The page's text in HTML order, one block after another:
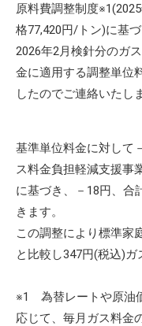
原料費調整制度
格77,420円/トン)に基づ
2026年2月検針分のガ
金に適用する調整単位
したのでご連絡いたし
基準単位料金に対して
ス料金負担軽減支援事
に基づき、－18円、合
きます。
この調整により標準家
と比較し347円(税込)ガ
※1 為替レートや原油
応じて、毎月ガス料金